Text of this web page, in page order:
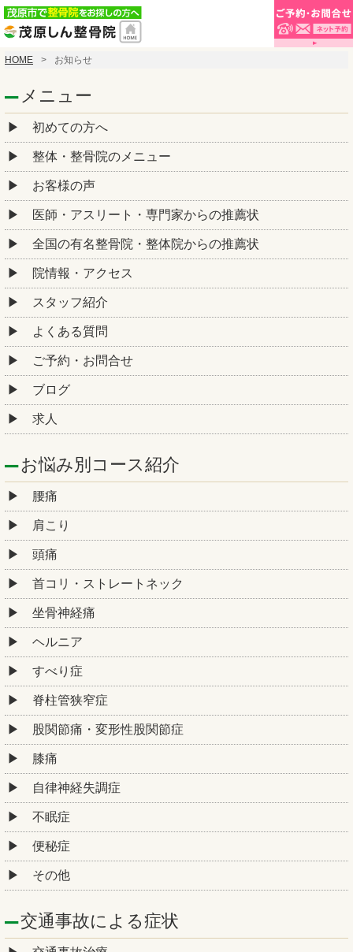
HOME お知らせ
メニュー
初めての方へ
整体・整骨院のメニュー
お客様の声
医師・アスリート・専門家からの推薦状
全国の有名整骨院・整体院からの推薦状
院情報・アクセス
スタッフ紹介
よくある質問
ご予約・お問合せ
ブログ
求人
お悩み別コース紹介
腰痛
肩こり
頭痛
首コリ・ストレートネック
坐骨神経痛
ヘルニア
すべり症
脊柱管狭窄症
股関節痛・変形性股関節症
膝痛
自律神経失調症
不眠症
便秘症
その他
交通事故による症状